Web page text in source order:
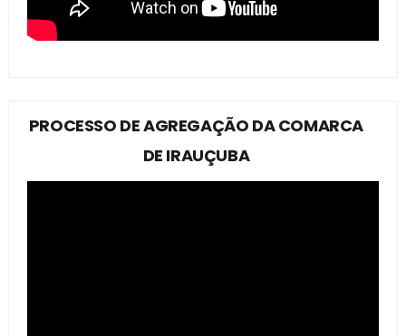
PROCESSO DE AGREGAÇÃO DA COMARCA
DE IRAUÇUBA